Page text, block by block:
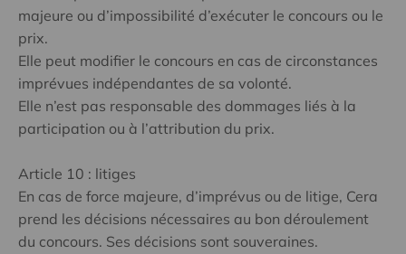
majeure ou d’impossibilité d’exécuter le concours ou le
prix.
Elle peut modifier le concours en cas de circonstances
imprévues indépendantes de sa volonté.
Elle n’est pas responsable des dommages liés à la
participation ou à l’attribution du prix.
Article 10 : litiges
En cas de force majeure, d’imprévus ou de litige, Cera
prend les décisions nécessaires au bon déroulement
du concours. Ses décisions sont souveraines.